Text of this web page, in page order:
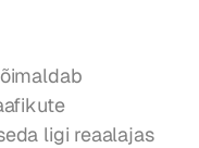
ligi reaalajas